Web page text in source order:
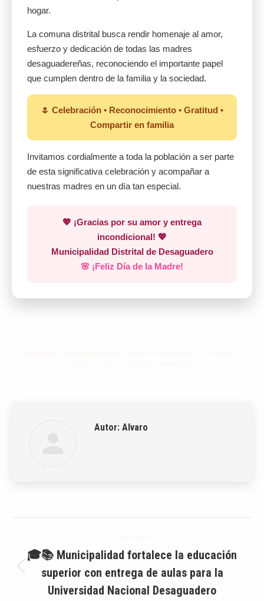
hogar.
La comuna distrital busca rendir homenaje al amor,
esfuerzo y dedicación de todas las madres
desaguadereñas, reconociendo el importante papel
que cumplen dentro de la familia y la sociedad.
🌷 Celebración • Reconocimiento • Gratitud •
Compartir en familia
Invitamos cordialmente a toda la población a ser parte
de esta significativa celebración y acompañar a
nuestras madres en un día tan especial.
💖 ¡Gracias por su amor y entrega
incondicional! 💖
Municipalidad Distrital de Desaguadero
🌸 ¡Feliz Día de la Madre!
Autor: Alvaro
entre
publicaciones
Publicación
anterior:
🎓📚 Municipalidad fortalece la educación
superior con entrega de aulas para la
Universidad Nacional Desaguadero